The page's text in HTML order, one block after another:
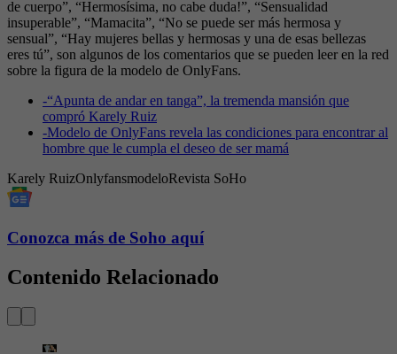
de cuerpo”, “Hermosísima, no cabe duda!”, “Sensualidad
insuperable”, “Mamacita”, “No se puede ser más hermosa y
sensual”, “Hay mujeres bellas y hermosas y una de esas bellezas
eres tú”, son algunos de los comentarios que se pueden leer en la red
sobre la figura de la modelo de OnlyFans.
-“Apunta de andar en tanga”, la tremenda mansión que
compró Karely Ruiz
-Modelo de OnlyFans revela las condiciones para encontrar al
hombre que le cumpla el deseo de ser mamá
Karely RuizOnlyfansmodeloRevista SoHo
Conozca más de Soho aquí
Contenido Relacionado